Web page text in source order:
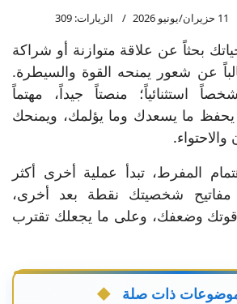
11 حزيران/يونيو 2026 الزيارات: 309
بحثاً عن علاقة متوازنة أو شراكة
عن شعور يمنحه القوة والسيطرة.
استثنائياً؛ منصتاً جيداً، مهتماً
يحفظ ما يسعدك وما يؤلمك، ويمنحك
والاحتواء.
المفرط، تبدأ عملية أخرى أكثر
مفاتيح شخصيتك نقطة بعد أخرى،
وضعفك، وعلى ما يجعلك تقترب
ذات صلة